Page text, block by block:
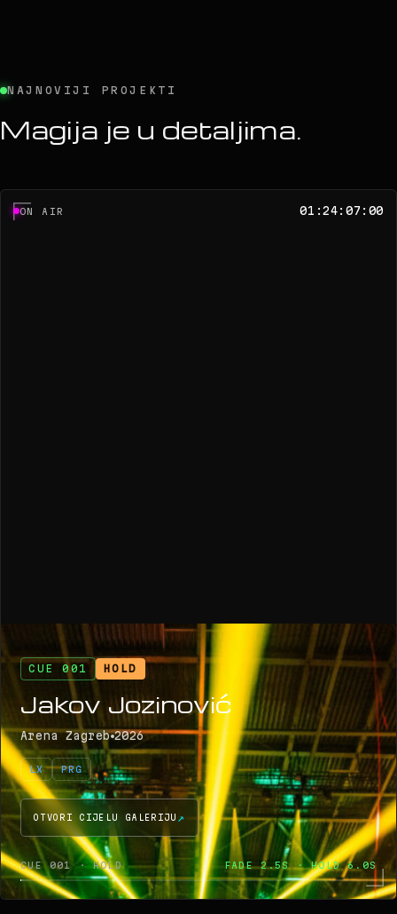
NAJNOVIJI PROJEKTI
Magija je u detaljima.
ON AIR 01:24:07:00
CUE 001 HOLD
Jakov Jozinović
Arena Zagreb 2026
LX PRG
OTVORI CIJELU GALERIJU
CUE 001 · HOLD FADE 2.5S · HOLD 6.0S